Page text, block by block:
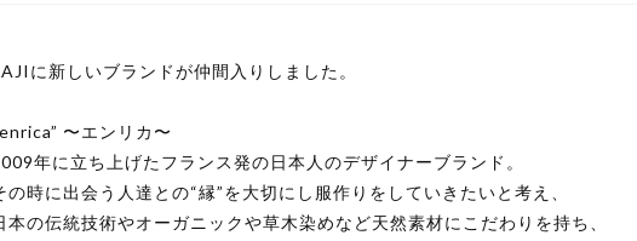
に新しいブランドが仲間入りしました。
〜エンリカ〜
年に立ち上げたフランス発の日本人のデザイナーブランド。
の時に出会う人達との“縁”を大切にし服作りをしていきたいと考え、
本の伝統技術やオーガニックや草木染めなど天然素材にこだわりを持ち、